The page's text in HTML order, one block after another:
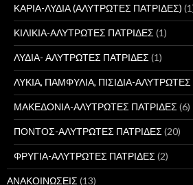
ΚΑΡΙΑ-ΛΥΔΙΑ (ΑΛΥΤΡΩΤΕΣ ΠΑΤΡΙΔΕΣ)
ΚΙΛΙΚΙΑ-ΑΛΥΤΡΩΤΕΣ ΠΑΤΡΙΔΕΣ(1)
ΛΥΔΙΑ- ΑΛΥΤΡΩΤΕΣ ΠΑΤΡΙΔΕΣ(1)
ΛΥΚΙΑ, ΠΑΜΦΥΛΙΑ, ΠΙΣΙΔΙΑ-
ΜΑΚΕΔΟΝΙΑ-ΑΛΥΤΡΩΤΕΣ ΠΑΤΡΙΔΕΣ(6)
ΠΟΝΤΟΣ-ΑΛΥΤΡΩΤΕΣ ΠΑΤΡΙΔΕΣ(20)
ΦΡΥΓΙΑ-ΑΛΥΤΡΩΤΕΣ ΠΑΤΡΙΔΕΣ(2)
ΑΝΑΚΟΙΝΩΣΕΙΣ(13)